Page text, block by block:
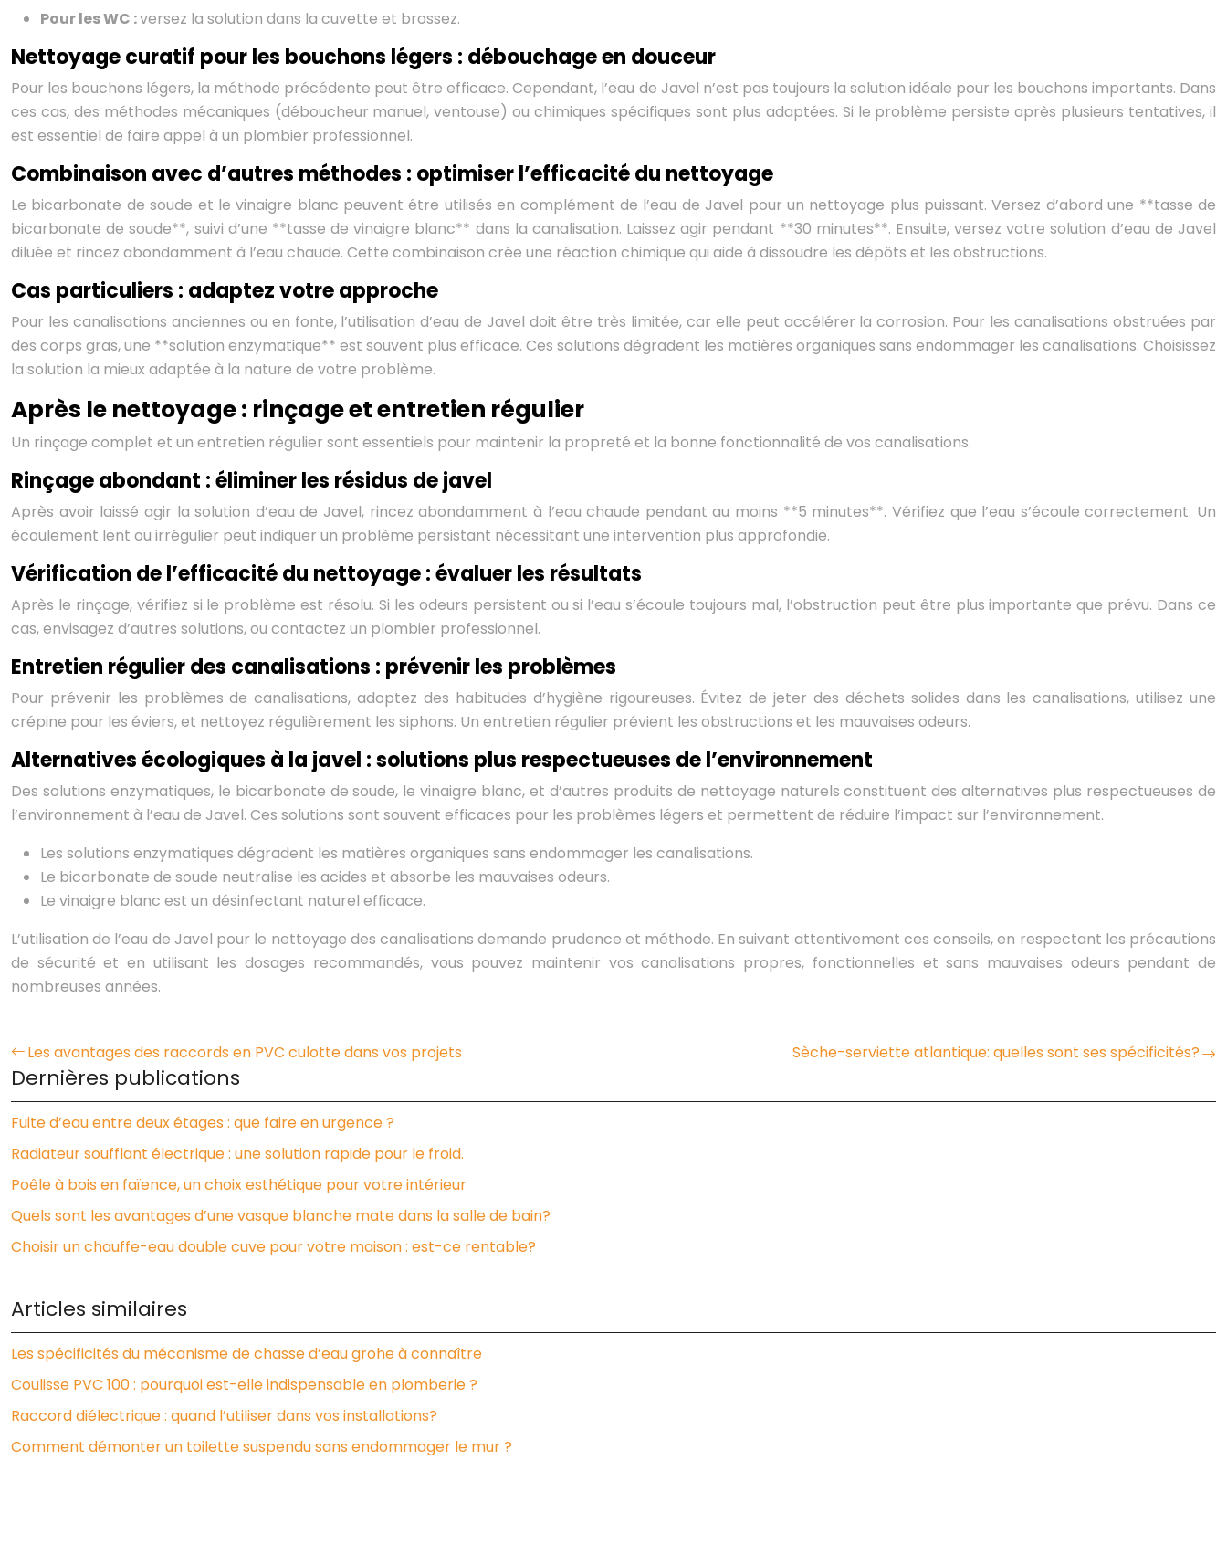
Pour les WC :versez la solution dans la cuvette et brossez.
Nettoyage curatif pour les bouchons légers : débouchage en douceur
Pour les bouchons légers, la méthode précédente peut être efficace. Cependant, l’eau de Javel n’est pas toujours la solution idéale pour les bouchons importants. Dans
ces cas, des méthodes mécaniques (déboucheur manuel, ventouse) ou chimiques spécifiques sont plus adaptées. Si le problème persiste après plusieurs tentatives, il
est essentiel de faire appel à un plombier professionnel.
Combinaison avec d’autres méthodes : optimiser l’efficacité du nettoyage
Le bicarbonate de soude et le vinaigre blanc peuvent être utilisés en complément de l’eau de Javel pour un nettoyage plus puissant. Versez d’abord une **tasse de
bicarbonate de soude**, suivi d’une **tasse de vinaigre blanc** dans la canalisation. Laissez agir pendant **30 minutes**. Ensuite, versez votre solution d’eau de Javel
diluée et rincez abondamment à l’eau chaude. Cette combinaison crée une réaction chimique qui aide à dissoudre les dépôts et les obstructions.
Cas particuliers : adaptez votre approche
Pour les canalisations anciennes ou en fonte, l’utilisation d’eau de Javel doit être très limitée, car elle peut accélérer la corrosion. Pour les canalisations obstruées par
des corps gras, une **solution enzymatique** est souvent plus efficace. Ces solutions dégradent les matières organiques sans endommager les canalisations. Choisissez
la solution la mieux adaptée à la nature de votre problème.
Après le nettoyage : rinçage et entretien régulier
Un rinçage complet et un entretien régulier sont essentiels pour maintenir la propreté et la bonne fonctionnalité de vos canalisations.
Rinçage abondant : éliminer les résidus de javel
Après avoir laissé agir la solution d’eau de Javel, rincez abondamment à l’eau chaude pendant au moins **5 minutes**. Vérifiez que l’eau s’écoule correctement. Un
écoulement lent ou irrégulier peut indiquer un problème persistant nécessitant une intervention plus approfondie.
Vérification de l’efficacité du nettoyage : évaluer les résultats
Après le rinçage, vérifiez si le problème est résolu. Si les odeurs persistent ou si l’eau s’écoule toujours mal, l’obstruction peut être plus importante que prévu. Dans ce
cas, envisagez d’autres solutions, ou contactez un plombier professionnel.
Entretien régulier des canalisations : prévenir les problèmes
Pour prévenir les problèmes de canalisations, adoptez des habitudes d’hygiène rigoureuses. Évitez de jeter des déchets solides dans les canalisations, utilisez une
crépine pour les éviers, et nettoyez régulièrement les siphons. Un entretien régulier prévient les obstructions et les mauvaises odeurs.
Alternatives écologiques à la javel : solutions plus respectueuses de l’environnement
Des solutions enzymatiques, le bicarbonate de soude, le vinaigre blanc, et d’autres produits de nettoyage naturels constituent des alternatives plus respectueuses de
l’environnement à l’eau de Javel. Ces solutions sont souvent efficaces pour les problèmes légers et permettent de réduire l’impact sur l’environnement.
Les solutions enzymatiques dégradent les matières organiques sans endommager les canalisations.
Le bicarbonate de soude neutralise les acides et absorbe les mauvaises odeurs.
Le vinaigre blanc est un désinfectant naturel efficace.
L’utilisation de l’eau de Javel pour le nettoyage des canalisations demande prudence et méthode. En suivant attentivement ces conseils, en respectant les précautions
de sécurité et en utilisant les dosages recommandés, vous pouvez maintenir vos canalisations propres, fonctionnelles et sans mauvaises odeurs pendant de
nombreuses années.
Les avantages des raccords en PVC culotte dans vos projets Sèche-serviette atlantique: quelles sont ses spécificités?
Dernières publications
Fuite d’eau entre deux étages : que faire en urgence ?
Radiateur soufflant électrique : une solution rapide pour le froid.
Poêle à bois en faïence, un choix esthétique pour votre intérieur
Quels sont les avantages d’une vasque blanche mate dans la salle de bain?
Choisir un chauffe-eau double cuve pour votre maison : est-ce rentable?
Articles similaires
Les spécificités du mécanisme de chasse d’eau grohe à connaître
Coulisse PVC 100 : pourquoi est-elle indispensable en plomberie ?
Raccord diélectrique : quand l’utiliser dans vos installations?
Comment démonter un toilette suspendu sans endommager le mur ?